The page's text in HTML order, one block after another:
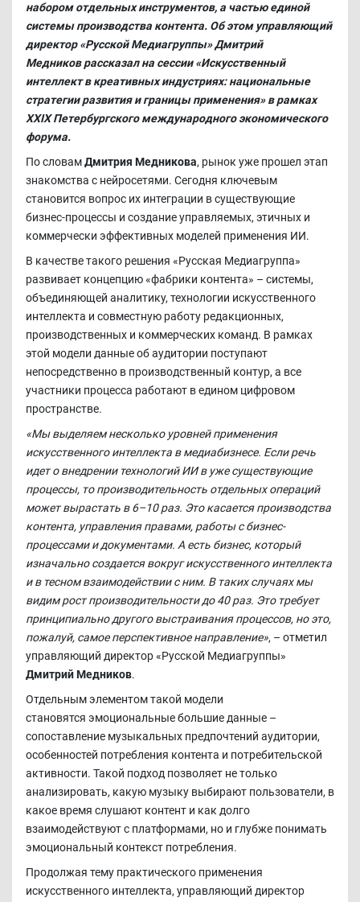
набором отдельных инструментов, а частью единой
системы производства контента. Об этом управляющий
директор «Русской Медиагруппы» Дмитрий
Медников рассказал на сессии «Искусственный
интеллект в креативных индустриях: национальные
стратегии развития и границы применения» в рамках
XXIX Петербургского международного экономического
форума.
По словамДмитрия Медникова, рынок уже прошел этап
знакомства с нейросетями. Сегодня ключевым
становится вопрос их интеграции в существующие
бизнес-процессы и создание управляемых, этичных и
коммерчески эффективных моделей применения ИИ.
В качестве такого решения «Русская Медиагруппа»
развивает концепцию «фабрики контента» – системы,
объединяющей аналитику, технологии искусственного
интеллекта и совместную работу редакционных,
производственных и коммерческих команд. В рамках
этой модели данные об аудитории поступают
непосредственно в производственный контур, а все
участники процесса работают в едином цифровом
пространстве.
«Мы выделяем несколько уровней применения
искусственного интеллекта в медиабизнесе. Если речь
идет о внедрении технологий ИИ в уже существующие
процессы, то производительность отдельных операций
может вырастать в 6–10 раз. Это касается производства
контента, управления правами, работы с бизнес-
процессами и документами. А есть бизнес, который
изначально создается вокруг искусственного интеллекта
и в тесном взаимодействии с ним. В таких случаях мы
видим рост производительности до 40 раз. Это требует
принципиально другого выстраивания процессов, но это,
пожалуй, самое перспективное направление», – отметил
управляющий директор «Русской Медиагруппы»
Дмитрий Медников.
Отдельным элементом такой модели
становятся эмоциональные большие данные –
сопоставление музыкальных предпочтений аудитории,
особенностей потребления контента и потребительской
активности. Такой подход позволяет не только
анализировать, какую музыку выбирают пользователи, в
какое время слушают контент и как долго
взаимодействуют с платформами, но и глубже понимать
эмоциональный контекст потребления.
Продолжая тему практического применения
искусственного интеллекта, управляющий директор